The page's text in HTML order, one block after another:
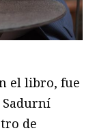
el libro, fue
Sadurní
de